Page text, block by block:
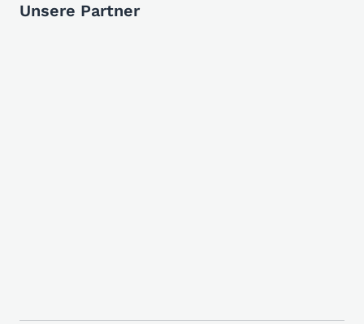
Unsere Partner